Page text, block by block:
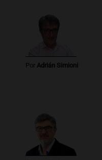
Por Adrián Simioni